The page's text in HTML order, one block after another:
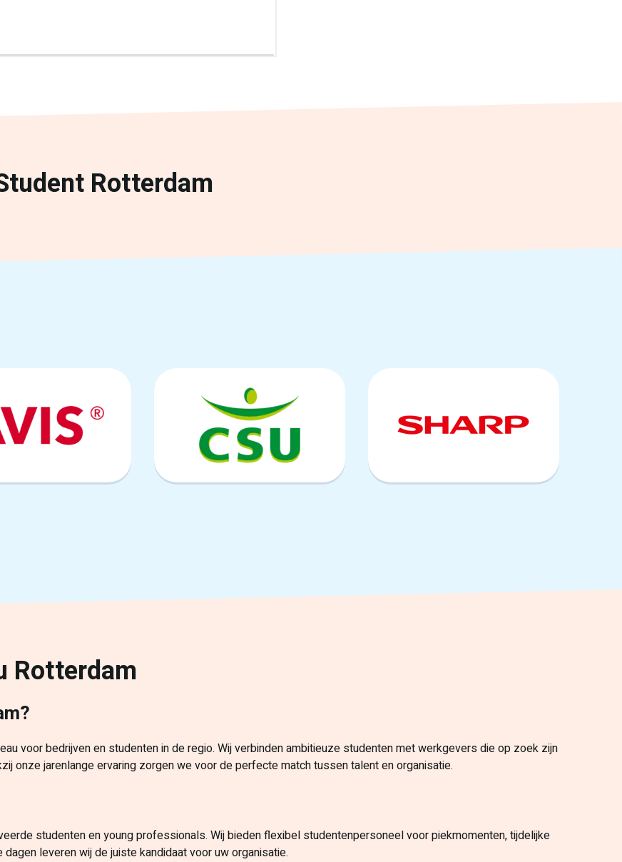
Rotterdam
Rotterdam
voor bedrijven en studenten in de regio. Wij verbinden ambitieuze studenten met werkgevers die op zoek zijn
onze jarenlange ervaring zorgen we voor de perfecte match tussen talent en organisatie.
studenten en young professionals. Wij bieden flexibel studentenpersoneel voor piekmomenten, tijdelijke
leveren wij de juiste kandidaat voor uw organisatie.